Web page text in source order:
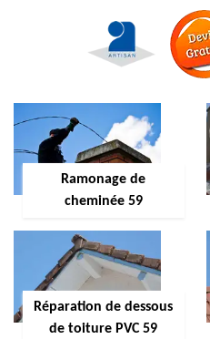
Ramonage de
cheminée 59
Réparation de dessous
de toiture PVC 59